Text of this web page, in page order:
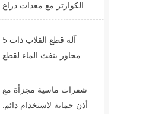
الكوارتز مع معدات ذراع
الرافعة التلسكوبية ذات
الرافعة الشوكية
آلة قطع القلاب ذات 5
محاور بنفث الماء لقطع
الأحجار الوظيفية
شفرات ماسية مجزأة مع
أذن حماية لاستخدام دائم.